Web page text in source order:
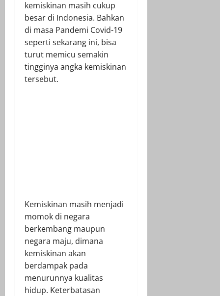
kemiskinan masih cukup
besar di Indonesia. Bahkan
di masa Pandemi Covid-19
seperti sekarang ini, bisa
turut memicu semakin
tingginya angka kemiskinan
tersebut.
Kemiskinan masih menjadi
momok di negara
berkembang maupun
negara maju, dimana
kemiskinan akan
berdampak pada
menurunnya kualitas
hidup. Keterbatasan